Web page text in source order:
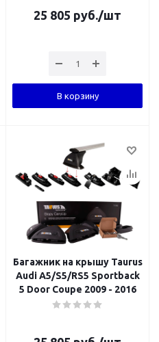
25 805 руб./шт
В корзину
Багажник на крышу Taurus
Audi A5/S5/RS5 Sportback
5 Door Coupe 2009 - 2016